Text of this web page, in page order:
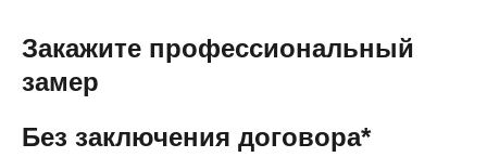
Закажите профессиональный
замер
Без заключения договора*